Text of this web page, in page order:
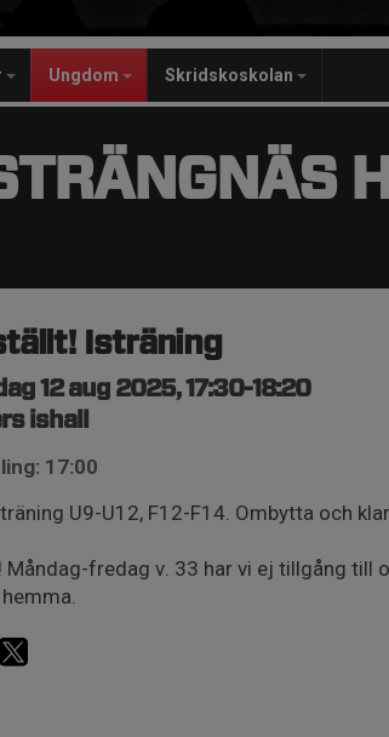
Ungdom Skridskoskolan
Isträning
12 aug 2025, 17:30-18:20
ishall
17:00
U9-U12, F12-F14. Ombytta och
Måndag-fredag v. 33 har vi ej tillgång